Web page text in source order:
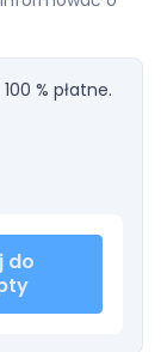
% płatne.
do